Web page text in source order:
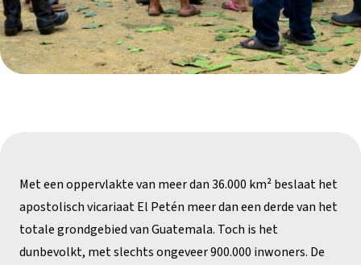
Met een oppervlakte van meer dan 36.000 km² beslaat het
apostolisch vicariaat El Petén meer dan een derde van het
totale grondgebied van Guatemala. Toch is het
dunbevolkt, met slechts ongeveer 900.000 inwoners. De